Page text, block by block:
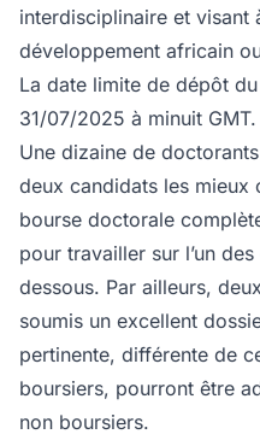
interdisciplinaire et visant
développement africain
La date limite de dépôt
31/07/2025 à minuit GMT.
Une dizaine de
deux candidats les mieux
bourse doctorale
pour travailler sur l’un
dessous. Par ailleurs,
soumis un excellent
pertinente, différente de
boursiers, pourront être
non boursiers.